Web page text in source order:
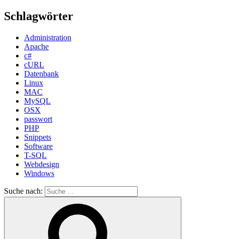
Schlagwörter
Administration
Apache
c#
cURL
Datenbank
Linux
MAC
MySQL
OSX
passwort
PHP
Snippets
Software
T-SQL
Webdesign
Windows
Suche nach: